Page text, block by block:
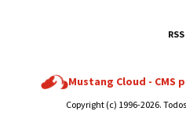
RSS
Mustang Cloud - CMS
Copyright (c) 1996-2026.